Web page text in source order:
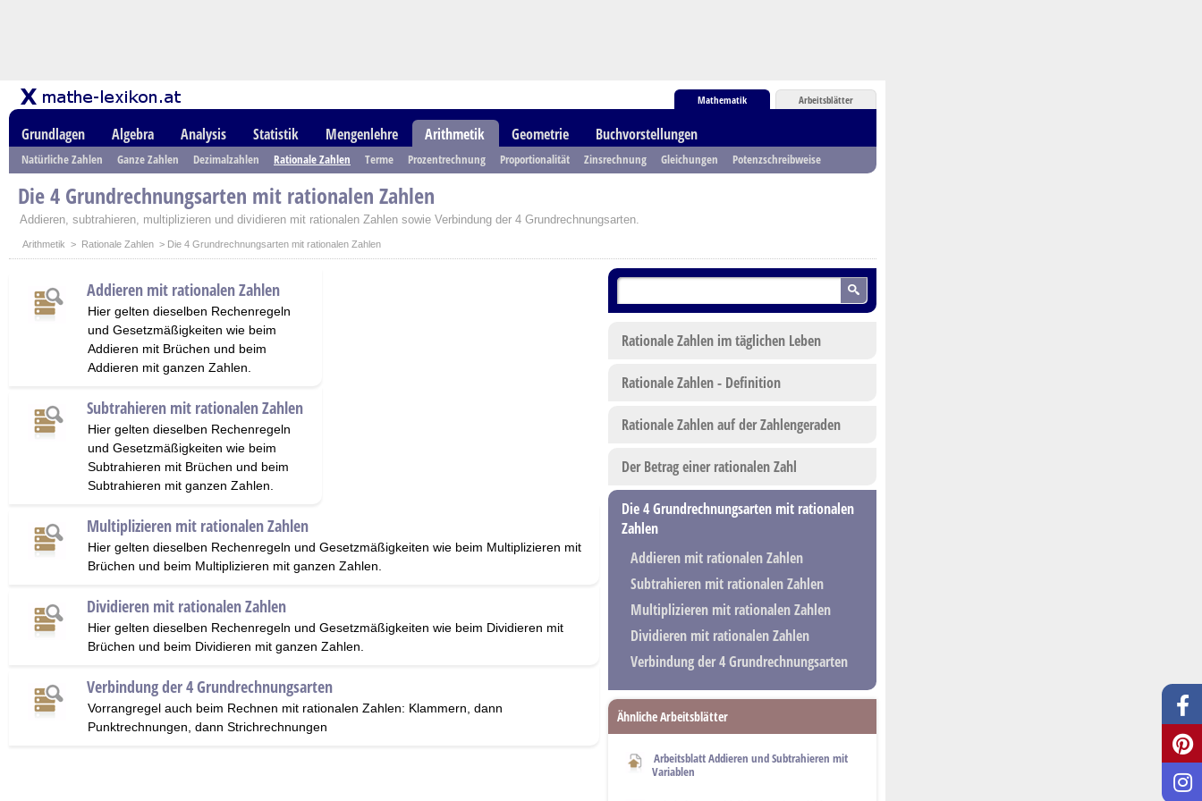
Mathematik Arbeitsblätter
Grundlagen Algebra Analysis Statistik Mengenlehre Arithmetik Geometrie Buchvorstellungen
Natürliche Zahlen Ganze Zahlen Dezimalzahlen Rationale Zahlen Terme Prozentrechnung Proportionalität Zinsrechnung Gleichungen Potenzschreibweise
Die 4 Grundrechnungsarten mit rationalen Zahlen
Addieren, subtrahieren, multiplizieren und dividieren mit rationalen Zahlen sowie Verbindung der 4 Grundrechnungsarten.
Arithmetik > Rationale Zahlen > Die 4 Grundrechnungsarten mit rationalen Zahlen
Addieren mit rationalen Zahlen
Hier gelten dieselben Rechenregeln
und Gesetzmäßigkeiten wie beim
Addieren mit Brüchen und beim
Addieren mit ganzen Zahlen.
Subtrahieren mit rationalen Zahlen
Hier gelten dieselben Rechenregeln
und Gesetzmäßigkeiten wie beim
Subtrahieren mit Brüchen und beim
Subtrahieren mit ganzen Zahlen.
Multiplizieren mit rationalen Zahlen
Hier gelten dieselben Rechenregeln und Gesetzmäßigkeiten wie beim Multiplizieren mit
Brüchen und beim Multiplizieren mit ganzen Zahlen.
Dividieren mit rationalen Zahlen
Hier gelten dieselben Rechenregeln und Gesetzmäßigkeiten wie beim Dividieren mit
Brüchen und beim Dividieren mit ganzen Zahlen.
Verbindung der 4 Grundrechnungsarten
Vorrangregel auch beim Rechnen mit rationalen Zahlen: Klammern, dann
Punktrechnungen, dann Strichrechnungen
Rationale Zahlen im täglichen Leben
Rationale Zahlen - Definition
Rationale Zahlen auf der Zahlengeraden
Der Betrag einer rationalen Zahl
Die 4 Grundrechnungsarten mit rationalen
Zahlen
Addieren mit rationalen Zahlen
Subtrahieren mit rationalen Zahlen
Multiplizieren mit rationalen Zahlen
Dividieren mit rationalen Zahlen
Verbindung der 4 Grundrechnungsarten
Ähnliche Arbeitsblätter
Arbeitsblatt Addieren und Subtrahieren mit
Variablen